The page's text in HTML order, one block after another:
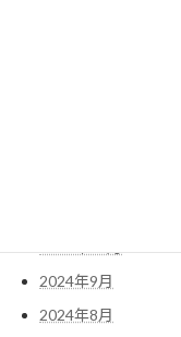
2024年9月
2024年8月